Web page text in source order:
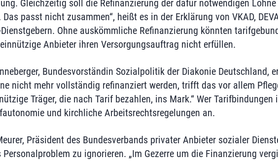
Gleichzeitig soll die Refinanzierung der dafür notwendigen
Das passt nicht zusammen“, heißt es in der Erklärung von VKAD,
Ohne auskömmliche Refinanzierung könnten
Anbieter ihren Versorgungsauftrag nicht erfüllen.
Bundesvorständin Sozialpolitik der Diakonie Deutschland,
nicht mehr vollständig refinanziert werden, trifft das vor allem
Träger, die nach Tarif bezahlen, ins Mark.“ Wer
und kirchliche Arbeitsrechtsregelungen an.
Präsident des Bundesverbands privater Anbieter sozialer
Personalproblem zu ignorieren. „Im Gezerre um die Finanzierung